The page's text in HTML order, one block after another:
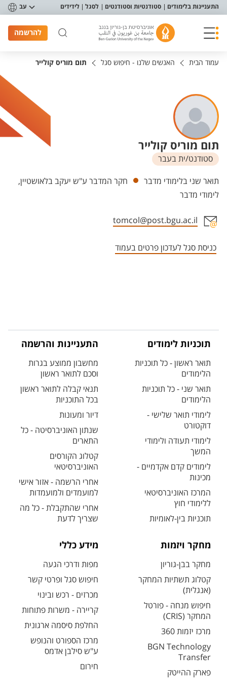
תפריט נגישות
התעניינות בלימודים סטודנטיות וסטודנטים לסגל לידידים עב
להרשמה
עמוד הבית האנשים שלנו - חיפוש סגל תום מוריס קולייר
תום מוריס קולייר
סטודנט/ית בעבר
יחידות
תואר שני בלימודי מדבר
חקר המדבר ע"ש יעקב בלאושטיין,
לימודי מדבר
tomcol@post.bgu.ac.il
כניסת סגל לעדכון פרטים בעמוד
תוכניות לימודים
תואר ראשון - כל תוכניות
הלימודים
תואר שני - כל תוכניות
הלימודים
לימודי תואר שלישי -
דוקטורט
לימודי תעודה ולימודי
המשך
לימודים קדם אקדמיים -
מכינות
המרכז האוניברסיטאי
ללימודי חוץ
תוכניות בין-לאומיות
התעניינות והרשמה
מחשבון ממוצע בגרות
וסכם לתואר ראשון
תנאי קבלה לתואר ראשון
בכל התוכניות
דיור ומעונות
שנתון האוניברסיטה - כל
התארים
קטלוג הקורסים
האוניברסיטאי
אחרי הרשמה - אזור אישי
למועמדים ולמועמדות
אחרי שהתקבלת - כל מה
שצריך לדעת
מחקר ויזמות
מחקר בבן-גוריון
קטלוג תשתיות המחקר
(אנגלית)
חיפוש מנחה - פורטל
המחקר (CRIS)
מרכז יזמות 360
BGN Technology
Transfer
פארק ההייטק
מידע כללי
מפות ודרכי הגעה
חיפוש סגל ופרטי קשר
מכרזים - רכש ובינוי
קריירה - משרות פתוחות
החלפת סיסמה ארגונית
מרכז הספורט והנופש
ע"ש סילבן אדמס
חירום